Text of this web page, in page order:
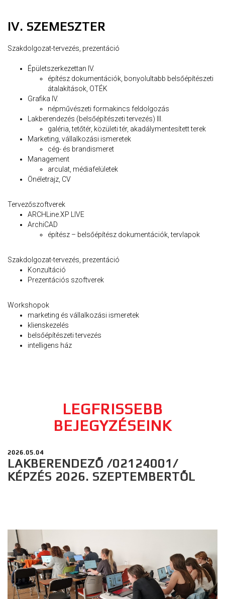
IV. SZEMESZTER
Szakdolgozat-tervezés, prezentáció
Épületszerkezettan IV.
építész dokumentációk, bonyolultabb belsőépítészeti
átalakítások, OTÉK
Grafika IV.
népművészeti formakincs feldolgozás
Lakberendezés (belsőépítészeti tervezés) III.
galéria, tetőtér, közületi tér, akadálymentesített terek
Marketing, vállalkozási ismeretek
cég- és brandismeret
Management
arculat, médiafelületek
Önéletrajz, CV
Tervezőszoftverek
ARCHLine.XP LIVE
ArchiCAD
építész – belsőépítész dokumentációk, tervlapok
Szakdolgozat-tervezés, prezentáció
Konzultáció
Prezentációs szoftverek
Workshopok
marketing és vállalkozási ismeretek
klienskezelés
belsőépítészeti tervezés
intelligens ház
LEGFRISSEBB
BEJEGYZÉSEINK
2026.05.04
LAKBERENDEZŐ /02124001/
KÉPZÉS 2026. SZEPTEMBERTŐL